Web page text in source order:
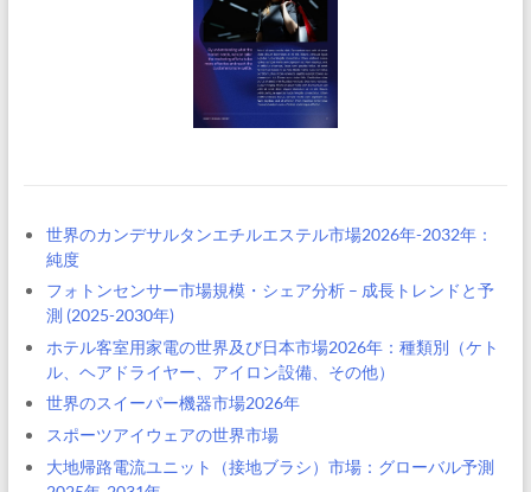
世界のカンデサルタンエチルエステル市場2026年-2032年：
純度
フォトンセンサー市場規模・シェア分析 – 成長トレンドと予
測 (2025-2030年)
ホテル客室用家電の世界及び日本市場2026年：種類別（ケト
ル、ヘアドライヤー、アイロン設備、その他）
世界のスイーパー機器市場2026年
スポーツアイウェアの世界市場
大地帰路電流ユニット（接地ブラシ）市場：グローバル予測